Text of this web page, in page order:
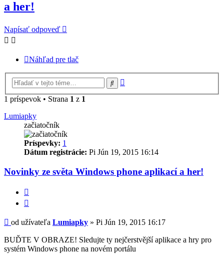
a her!
Napísať odpoveď
Náhľad pre tlač
Hľadať
1 príspevok • Strana 1 z 1
Lumiapky
začiatočník
Príspevky: 1
Dátum registrácie: Pi Jún 19, 2015 16:14
Novinky ze světa Windows phone aplikací a her!
Príspevok
od užívateľa Lumiapky » Pi Jún 19, 2015 16:17
BUĎTE V OBRAZE! Sledujte ty nejčerstvější aplikace a hry pro
systém Windows phone na novém portálu